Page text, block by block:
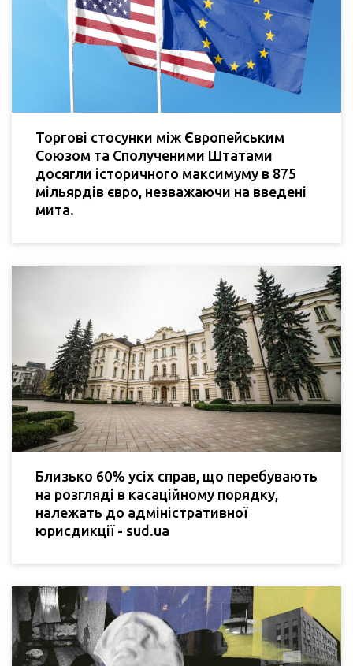
Торгові стосунки між Європейським
Союзом та Сполученими Штатами
досягли історичного максимуму в 875
мільярдів євро, незважаючи на введені
мита.
Близько 60% усіх справ, що перебувають
на розгляді в касаційному порядку,
належать до адміністративної
юрисдикції - sud.ua